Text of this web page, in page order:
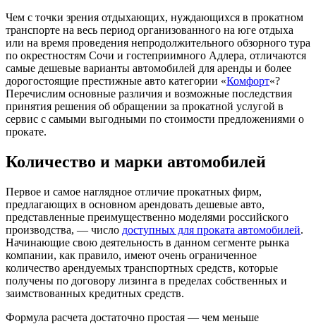
Чем с точки зрения отдыхающих, нуждающихся в прокатном
транспорте на весь период организованного на юге отдыха
или на время проведения непродолжительного обзорного тура
по окрестностям Сочи и гостеприимного Адлера, отличаются
самые дешевые варианты автомобилей для аренды и более
дорогостоящие престижные авто категории «Комфорт«?
Перечислим основные различия и возможные последствия
принятия решения об обращении за прокатной услугой в
сервис с самыми выгодными по стоимости предложениями о
прокате.
Количество и марки автомобилей
Первое и самое наглядное отличие прокатных фирм,
предлагающих в основном арендовать дешевые авто,
представленные преимущественно моделями российского
производства, — число доступных для проката автомобилей.
Начинающие свою деятельность в данном сегменте рынка
компании, как правило, имеют очень ограниченное
количество арендуемых транспортных средств, которые
получены по договору лизинга в пределах собственных и
заимствованных кредитных средств.
Формула расчета достаточно простая — чем меньше